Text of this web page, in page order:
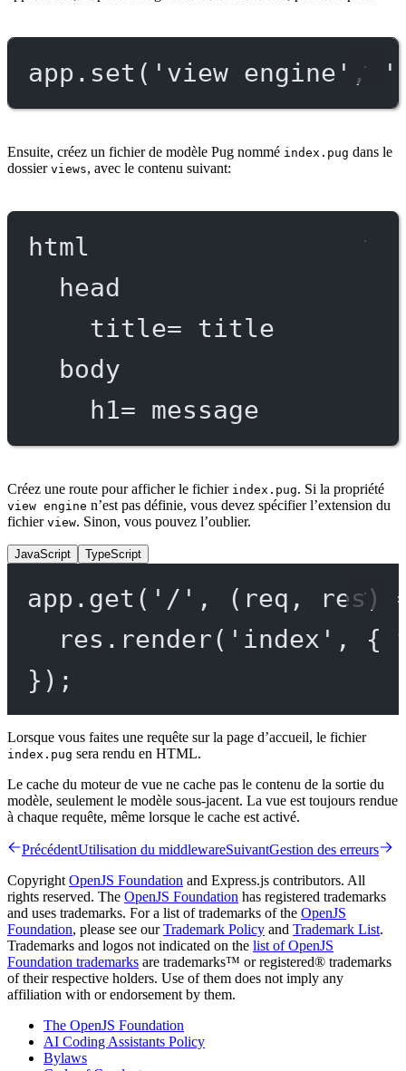
app. set ( 'view engine' ,
Ensuite, créez un fichier de modèle Pug nommé index.pug dans le
dossier views, avec le contenu suivant:
html
head
title= title
body
h1= message
Créez une route pour afficher le fichier index.pug. Si la propriété
view engine n’est pas définie, vous devez spécifier l’extension du
fichier view. Sinon, vous pouvez l’oublier.
JavaScript TypeScript
app. get ( '/' , ( req , res)
res. render( 'index' , {
});
Lorsque vous faites une requête sur la page d’accueil, le fichier
index.pug sera rendu en HTML.
Le cache du moteur de vue ne cache pas le contenu de la sortie du
modèle, seulement le modèle sous-jacent. La vue est toujours rendue
à chaque requête, même lorsque le cache est activé.
PrécédentUtilisation du middlewareSuivantGestion des erreurs
Copyright OpenJS Foundation and Express.js contributors. All
rights reserved. The OpenJS Foundation has registered trademarks
and uses trademarks. For a list of trademarks of the OpenJS
Foundation, please see ourTrademark Policy and Trademark List.
Trademarks and logos not indicated on the list of OpenJS
Foundation trademarks are trademarks™ or registered® trademarks
of their respective holders. Use of them does not imply any
affiliation with or endorsement by them.
The OpenJS Foundation
AI Coding Assistants Policy
Bylaws